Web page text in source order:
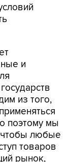
и
из того,
поэтому мы
чтобы любые
товаров
рынок,